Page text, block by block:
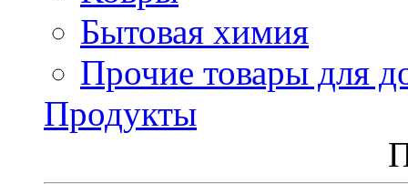
Бытовая химия
Прочие товары для
Продукты